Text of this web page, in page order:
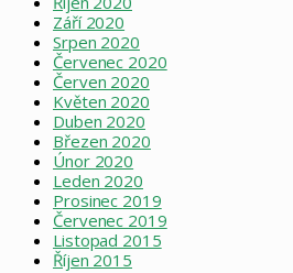
Září 2020
Srpen 2020
Červenec 2020
Červen 2020
Květen 2020
Duben 2020
Březen 2020
Únor 2020
Leden 2020
Prosinec 2019
Červenec 2019
Listopad 2015
Říjen 2015